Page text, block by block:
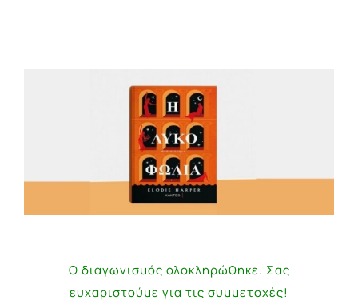
Ο διαγωνισμός ολοκληρώθηκε. Σας
ευχαριστούμε για τις συμμετοχές!